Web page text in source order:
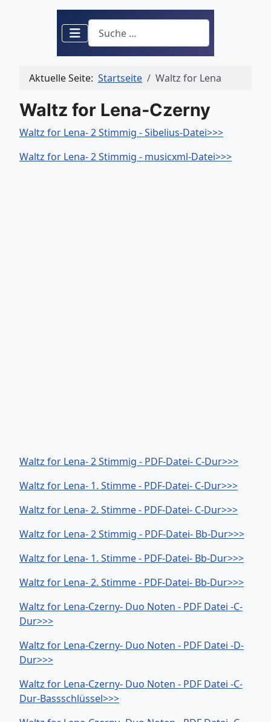
Suchen
Aktuelle Seite: Startseite Waltz for Lena
Waltz for Lena-Czerny
Waltz for Lena- 2 Stimmig - Sibelius-Datei>>>
Waltz for Lena- 2 Stimmig - musicxml-Datei>>>
Waltz for Lena- 2 Stimmig - PDF-Datei- C-Dur>>>
Waltz for Lena- 1. Stimme - PDF-Datei- C-Dur>>>
Waltz for Lena- 2. Stimme - PDF-Datei- C-Dur>>>
Waltz for Lena- 2 Stimmig - PDF-Datei- Bb-Dur>>>
Waltz for Lena- 1. Stimme - PDF-Datei- Bb-Dur>>>
Waltz for Lena- 2. Stimme - PDF-Datei- Bb-Dur>>>
Waltz for Lena-Czerny- Duo Noten - PDF Datei -C-
Dur>>>
Waltz for Lena-Czerny- Duo Noten - PDF Datei -D-
Dur>>>
Waltz for Lena-Czerny- Duo Noten - PDF Datei -C-
Dur-Bassschlüssel>>>